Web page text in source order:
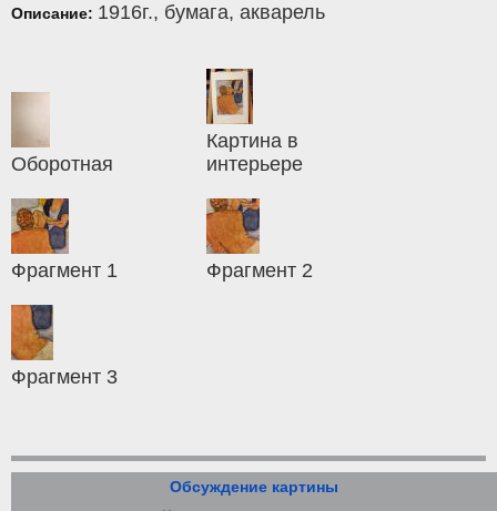
Описание: 1916г., бумага, акварель
Оборотная
Картина в
интерьере
Фрагмент 1 Фрагмент 2
Фрагмент 3
Обсуждение картины